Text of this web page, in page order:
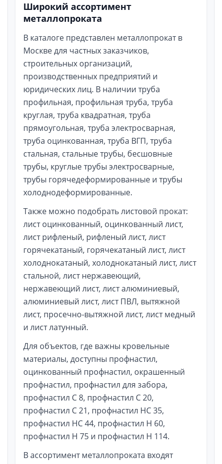
Широкий ассортимент
металлопроката
В каталоге представлен металлопрокат в
Москве для частных заказчиков,
строительных организаций,
производственных предприятий и
юридических лиц. В наличии труба
профильная, профильная труба, труба
круглая, труба квадратная, труба
прямоугольная, труба электросварная,
труба оцинкованная, труба ВГП, труба
стальная, стальные трубы, бесшовные
трубы, круглые трубы электросварные,
трубы горячедеформированные и трубы
холоднодеформированные.
Также можно подобрать листовой прокат:
лист оцинкованный, оцинкованный лист,
лист рифленый, рифленый лист, лист
горячекатаный, горячекатаный лист, лист
холоднокатаный, холоднокатаный лист, лист
стальной, лист нержавеющий,
нержавеющий лист, лист алюминиевый,
алюминиевый лист, лист ПВЛ, вытяжной
лист, просечно-вытяжной лист, лист медный
и лист латунный.
Для объектов, где важны кровельные
материалы, доступны профнастил,
оцинкованный профнастил, окрашенный
профнастил, профнастил для забора,
профнастил С 8, профнастил С 20,
профнастил С 21, профнастил НС 35,
профнастил НС 44, профнастил Н 60,
профнастил Н 75 и профнастил Н 114.
В ассортимент металлопроката входят